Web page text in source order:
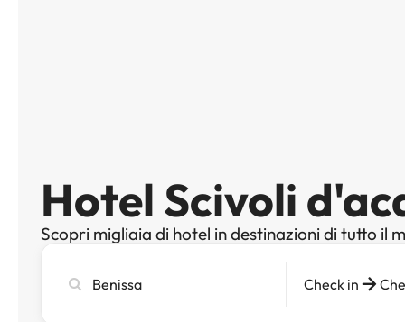
Hotel Scivoli
Scopri migliaia di hotel in destinazioni di tutto il
città,
Check in